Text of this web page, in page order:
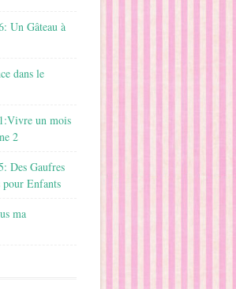
Un Gâteau à
dans le
un mois
2
Des Gaufres
pour Enfants
ma